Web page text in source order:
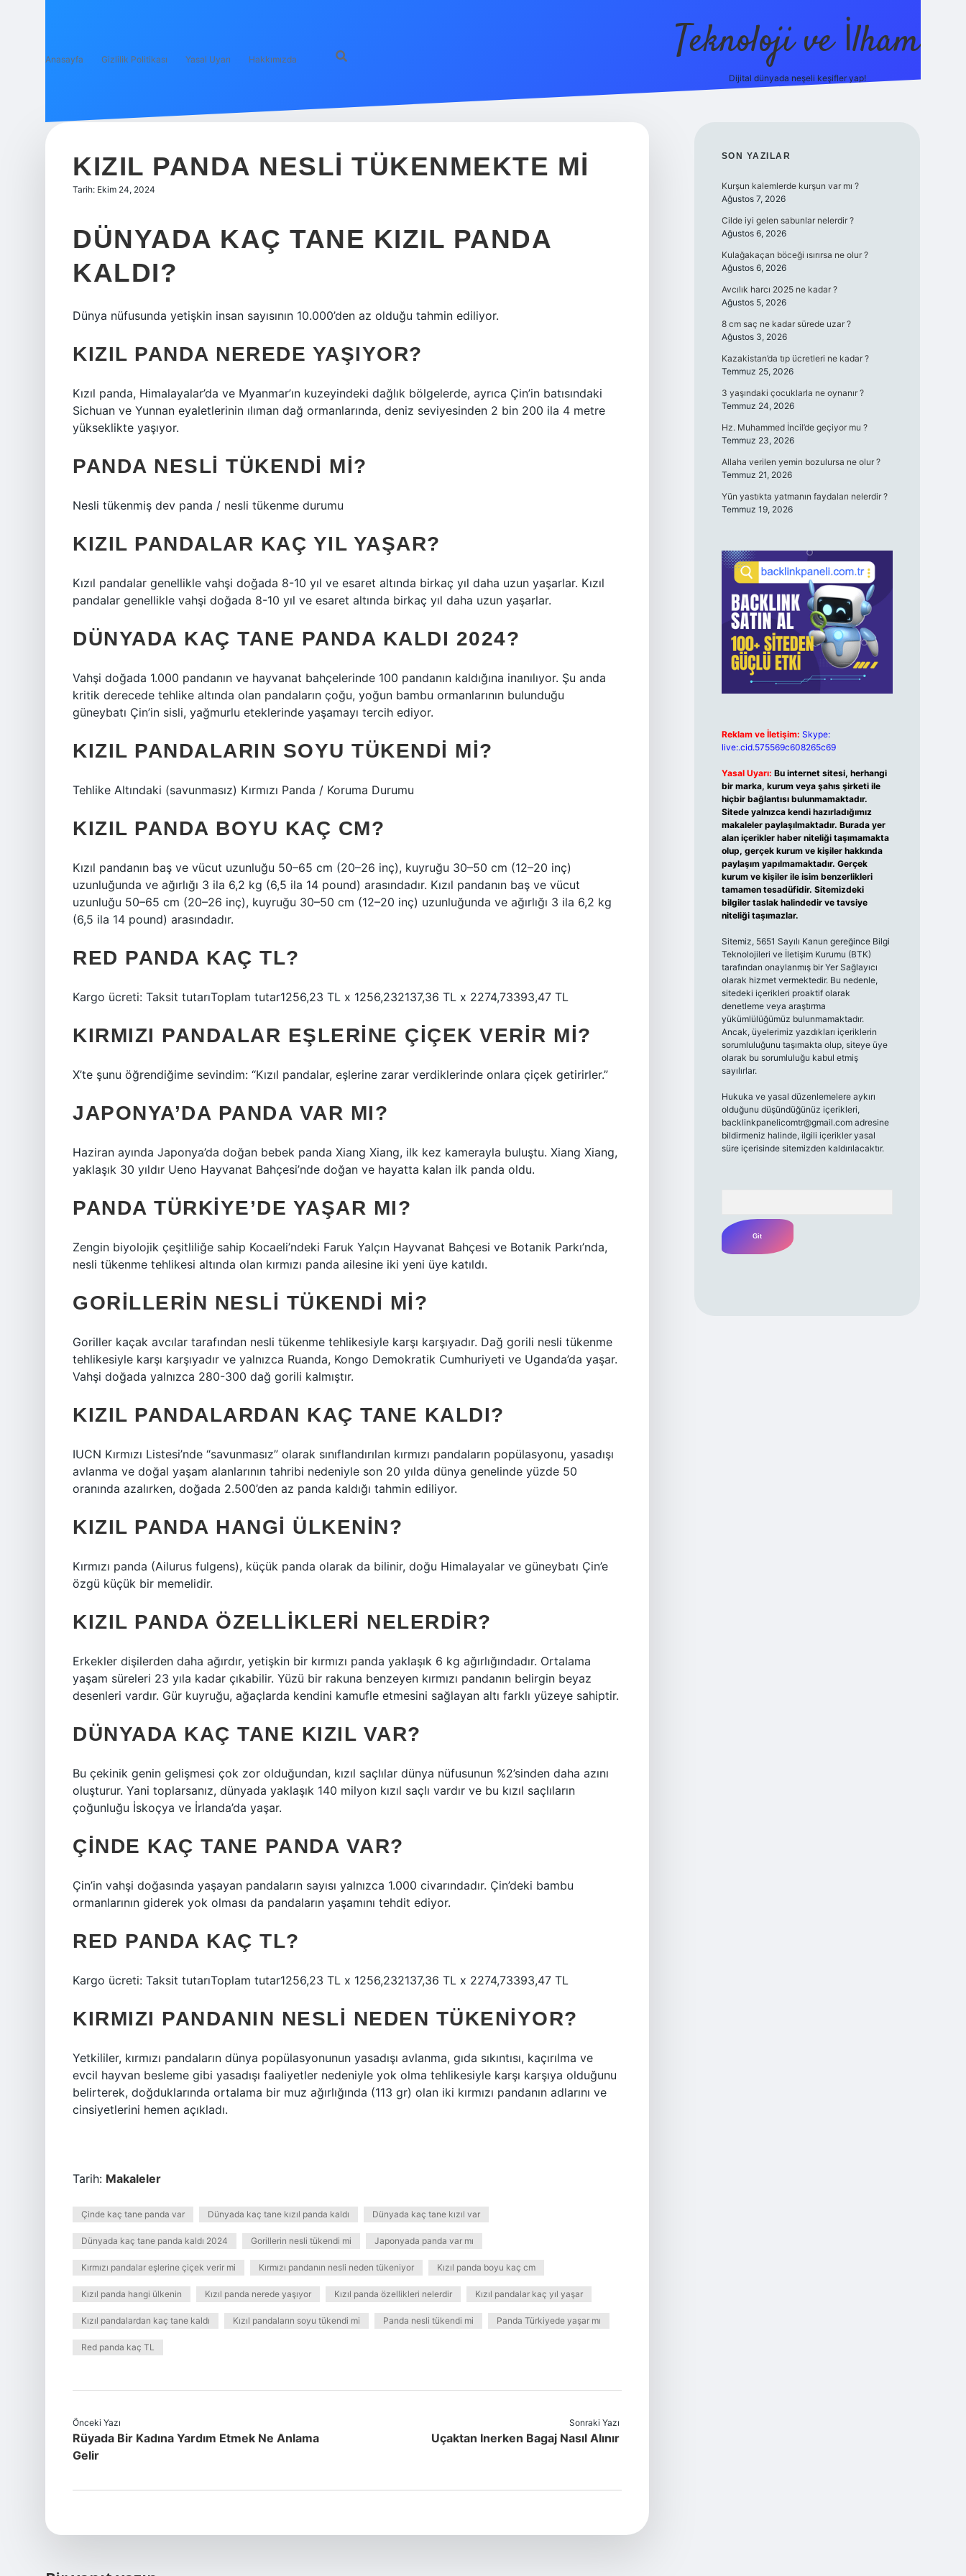
Anasayfa Gizlilik Politikası Yasal Uyarı Hakkımızda Teknoloji ve İlham
Dijital dünyada neşeli keşifler yap!
KIZIL PANDA NESLI TÜKENMEKTE MI
Tarih: Ekim 24, 2024
DÜNYADA KAÇ TANE KIZIL PANDA
KALDI?
Dünya nüfusunda yetişkin insan sayısının 10.000’den az olduğu tahmin ediliyor.
KIZIL PANDA NEREDE YAŞIYOR?
Kızıl panda, Himalayalar’da ve Myanmar’ın kuzeyindeki dağlık bölgelerde, ayrıca Çin’in batısındaki
Sichuan ve Yunnan eyaletlerinin ılıman dağ ormanlarında, deniz seviyesinden 2 bin 200 ila 4 metre
yükseklikte yaşıyor.
PANDA NESLI TÜKENDI MI?
Nesli tükenmiş dev panda / nesli tükenme durumu
KIZIL PANDALAR KAÇ YIL YAŞAR?
Kızıl pandalar genellikle vahşi doğada 8-10 yıl ve esaret altında birkaç yıl daha uzun yaşarlar. Kızıl
pandalar genellikle vahşi doğada 8-10 yıl ve esaret altında birkaç yıl daha uzun yaşarlar.
DÜNYADA KAÇ TANE PANDA KALDI 2024?
Vahşi doğada 1.000 pandanın ve hayvanat bahçelerinde 100 pandanın kaldığına inanılıyor. Şu anda
kritik derecede tehlike altında olan pandaların çoğu, yoğun bambu ormanlarının bulunduğu
güneybatı Çin’in sisli, yağmurlu eteklerinde yaşamayı tercih ediyor.
KIZIL PANDALARIN SOYU TÜKENDI MI?
Tehlike Altındaki (savunmasız) Kırmızı Panda / Koruma Durumu
KIZIL PANDA BOYU KAÇ CM?
Kızıl pandanın baş ve vücut uzunluğu 50–65 cm (20–26 inç), kuyruğu 30–50 cm (12–20 inç)
uzunluğunda ve ağırlığı 3 ila 6,2 kg (6,5 ila 14 pound) arasındadır. Kızıl pandanın baş ve vücut
uzunluğu 50–65 cm (20–26 inç), kuyruğu 30–50 cm (12–20 inç) uzunluğunda ve ağırlığı 3 ila 6,2 kg
(6,5 ila 14 pound) arasındadır.
RED PANDA KAÇ TL?
Kargo ücreti: Taksit tutarıToplam tutar1256,23 TL x 1256,232137,36 TL x 2274,73393,47 TL
KIRMIZI PANDALAR EŞLERINE ÇIÇEK VERIR MI?
X’te şunu öğrendiğime sevindim: “Kızıl pandalar, eşlerine zarar verdiklerinde onlara çiçek getirirler.”
JAPONYA’DA PANDA VAR MI?
Haziran ayında Japonya’da doğan bebek panda Xiang Xiang, ilk kez kamerayla buluştu. Xiang Xiang,
yaklaşık 30 yıldır Ueno Hayvanat Bahçesi’nde doğan ve hayatta kalan ilk panda oldu.
PANDA TÜRKIYE’DE YAŞAR MI?
Zengin biyolojik çeşitliliğe sahip Kocaeli’ndeki Faruk Yalçın Hayvanat Bahçesi ve Botanik Parkı’nda,
nesli tükenme tehlikesi altında olan kırmızı panda ailesine iki yeni üye katıldı.
GORILLERIN NESLI TÜKENDI MI?
Goriller kaçak avcılar tarafından nesli tükenme tehlikesiyle karşı karşıyadır. Dağ gorili nesli tükenme
tehlikesiyle karşı karşıyadır ve yalnızca Ruanda, Kongo Demokratik Cumhuriyeti ve Uganda’da yaşar.
Vahşi doğada yalnızca 280-300 dağ gorili kalmıştır.
KIZIL PANDALARDAN KAÇ TANE KALDI?
IUCN Kırmızı Listesi’nde “savunmasız” olarak sınıflandırılan kırmızı pandaların popülasyonu, yasadışı
avlanma ve doğal yaşam alanlarının tahribi nedeniyle son 20 yılda dünya genelinde yüzde 50
oranında azalırken, doğada 2.500’den az panda kaldığı tahmin ediliyor.
KIZIL PANDA HANGI ÜLKENIN?
Kırmızı panda (Ailurus fulgens), küçük panda olarak da bilinir, doğu Himalayalar ve güneybatı Çin’e
özgü küçük bir memelidir.
KIZIL PANDA ÖZELLIKLERI NELERDIR?
Erkekler dişilerden daha ağırdır, yetişkin bir kırmızı panda yaklaşık 6 kg ağırlığındadır. Ortalama
yaşam süreleri 23 yıla kadar çıkabilir. Yüzü bir rakuna benzeyen kırmızı pandanın belirgin beyaz
desenleri vardır. Gür kuyruğu, ağaçlarda kendini kamufle etmesini sağlayan altı farklı yüzeye sahiptir.
DÜNYADA KAÇ TANE KIZIL VAR?
Bu çekinik genin gelişmesi çok zor olduğundan, kızıl saçlılar dünya nüfusunun %2’sinden daha azını
oluşturur. Yani toplarsanız, dünyada yaklaşık 140 milyon kızıl saçlı vardır ve bu kızıl saçlıların
çoğunluğu İskoçya ve İrlanda’da yaşar.
ÇINDE KAÇ TANE PANDA VAR?
Çin’in vahşi doğasında yaşayan pandaların sayısı yalnızca 1.000 civarındadır. Çin’deki bambu
ormanlarının giderek yok olması da pandaların yaşamını tehdit ediyor.
RED PANDA KAÇ TL?
Kargo ücreti: Taksit tutarıToplam tutar1256,23 TL x 1256,232137,36 TL x 2274,73393,47 TL
KIRMIZI PANDANIN NESLI NEDEN TÜKENIYOR?
Yetkililer, kırmızı pandaların dünya popülasyonunun yasadışı avlanma, gıda sıkıntısı, kaçırılma ve
evcil hayvan besleme gibi yasadışı faaliyetler nedeniyle yok olma tehlikesiyle karşı karşıya olduğunu
belirterek, doğduklarında ortalama bir muz ağırlığında (113 gr) olan iki kırmızı pandanın adlarını ve
cinsiyetlerini hemen açıkladı.
Tarih: Makaleler
Çinde kaç tane panda var Dünyada kaç tane kızıl panda kaldı Dünyada kaç tane kızıl var
Dünyada kaç tane panda kaldı 2024 Gorillerin nesli tükendi mi Japonyada panda var mı
Kırmızı pandalar eşlerine çiçek verir mi Kırmızı pandanın nesli neden tükeniyor Kızıl panda boyu kaç cm
Kızıl panda hangi ülkenin Kızıl panda nerede yaşıyor Kızıl panda özellikleri nelerdir Kızıl pandalar kaç yıl yaşar
Kızıl pandalardan kaç tane kaldı Kızıl pandaların soyu tükendi mi Panda nesli tükendi mi Panda Türkiyede yaşar mı
Red panda kaç TL
Önceki Yazı
Rüyada Bir Kadına Yardım Etmek Ne Anlama
Gelir
Sonraki Yazı
Uçaktan Inerken Bagaj Nasıl Alınır
SIDEBAR
SON YAZILAR
Kurşun kalemlerde kurşun var mı ?
Ağustos 7, 2026
Cilde iyi gelen sabunlar nelerdir ?
Ağustos 6, 2026
Kulağakaçan böceği ısırırsa ne olur ?
Ağustos 6, 2026
Avcılık harcı 2025 ne kadar ?
Ağustos 5, 2026
8 cm saç ne kadar sürede uzar ?
Ağustos 3, 2026
Kazakistan’da tıp ücretleri ne kadar ?
Temmuz 25, 2026
3 yaşındaki çocuklarla ne oynanır ?
Temmuz 24, 2026
Hz. Muhammed İncil’de geçiyor mu ?
Temmuz 23, 2026
Allaha verilen yemin bozulursa ne olur ?
Temmuz 21, 2026
Yün yastıkta yatmanın faydaları nelerdir ?
Temmuz 19, 2026
Reklam ve İletişim: Skype:
live:.cid.575569c608265c69
Yasal Uyarı: Bu internet sitesi, herhangi
bir marka, kurum veya şahıs şirketi ile
hiçbir bağlantısı bulunmamaktadır.
Sitede yalnızca kendi hazırladığımız
makaleler paylaşılmaktadır. Burada yer
alan içerikler haber niteliği taşımamakta
olup, gerçek kurum ve kişiler hakkında
paylaşım yapılmamaktadır. Gerçek
kurum ve kişiler ile isim benzerlikleri
tamamen tesadüfidir. Sitemizdeki
bilgiler taslak halindedir ve tavsiye
niteliği taşımazlar.
Sitemiz, 5651 Sayılı Kanun gereğince Bilgi
Teknolojileri ve İletişim Kurumu (BTK)
tarafından onaylanmış bir Yer Sağlayıcı
olarak hizmet vermektedir. Bu nedenle,
sitedeki içerikleri proaktif olarak
denetleme veya araştırma
yükümlülüğümüz bulunmamaktadır.
Ancak, üyelerimiz yazdıkları içeriklerin
sorumluluğunu taşımakta olup, siteye üye
olarak bu sorumluluğu kabul etmiş
sayılırlar.
Hukuka ve yasal düzenlemelere aykırı
olduğunu düşündüğünüz içerikleri,
backlinkpanelicomtr@gmail.comadresine
bildirmeniz halinde, ilgili içerikler yasal
süre içerisinde sitemizden kaldırılacaktır.